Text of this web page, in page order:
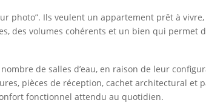
photo”. Ils veulent un appartement prêt à vivre,
des volumes cohérents et un bien qui permet
de salles d’eau, en raison de leur
pièces de réception, cachet architectural et
fonctionnel attendu au quotidien.